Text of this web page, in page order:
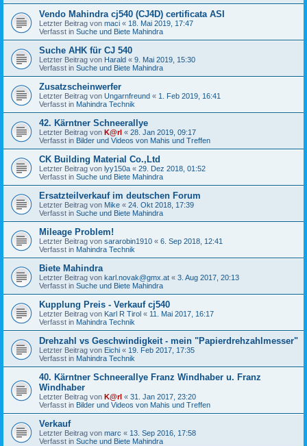
Vendo Mahindra cj540 (CJ4D) certificata ASI
Letzter Beitrag von maci « 18. Mai 2019, 17:47
Verfasst in Suche und Biete Mahindra
Suche AHK für CJ 540
Letzter Beitrag von Harald « 9. Mai 2019, 15:30
Verfasst in Suche und Biete Mahindra
Zusatzscheinwerfer
Letzter Beitrag von Ungarnfreund « 1. Feb 2019, 16:41
Verfasst in Mahindra Technik
42. Kärntner Schneerallye
Letzter Beitrag von K@rl « 28. Jan 2019, 09:17
Verfasst in Bilder und Videos von Mahis und Treffen
CK Building Material Co.,Ltd
Letzter Beitrag von lyy150a « 29. Dez 2018, 01:52
Verfasst in Suche und Biete Mahindra
Ersatzteilverkauf im deutschen Forum
Letzter Beitrag von Mike « 24. Okt 2018, 17:39
Verfasst in Suche und Biete Mahindra
Mileage Problem!
Letzter Beitrag von sararobin1910 « 6. Sep 2018, 12:41
Verfasst in Mahindra Technik
Biete Mahindra
Letzter Beitrag von karl.novak@gmx.at « 3. Aug 2017, 20:13
Verfasst in Suche und Biete Mahindra
Kupplung Preis - Verkauf cj540
Letzter Beitrag von Karl R Tirol « 11. Mai 2017, 16:17
Verfasst in Mahindra Technik
Drehzahl vs Geschwindigkeit - mein "Papierdrehzahlmesser"
Letzter Beitrag von Eichi « 19. Feb 2017, 17:35
Verfasst in Mahindra Technik
40. Kärntner Schneerallye Franz Windhaber u. Franz
Windhaber
Letzter Beitrag von K@rl « 31. Jan 2017, 23:20
Verfasst in Bilder und Videos von Mahis und Treffen
Verkauf
Letzter Beitrag von marc « 13. Sep 2016, 17:58
Verfasst in Suche und Biete Mahindra